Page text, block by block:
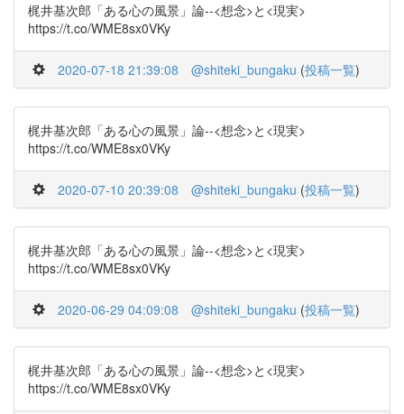
梶井基次郎「ある心の風景」論--<想念>と<現実>
https://t.co/WME8sx0VKy
2020-07-18 21:39:08 @shiteki_bungaku (投稿一覧)
梶井基次郎「ある心の風景」論--<想念>と<現実>
https://t.co/WME8sx0VKy
2020-07-10 20:39:08 @shiteki_bungaku (投稿一覧)
梶井基次郎「ある心の風景」論--<想念>と<現実>
https://t.co/WME8sx0VKy
2020-06-29 04:09:08 @shiteki_bungaku (投稿一覧)
梶井基次郎「ある心の風景」論--<想念>と<現実>
https://t.co/WME8sx0VKy